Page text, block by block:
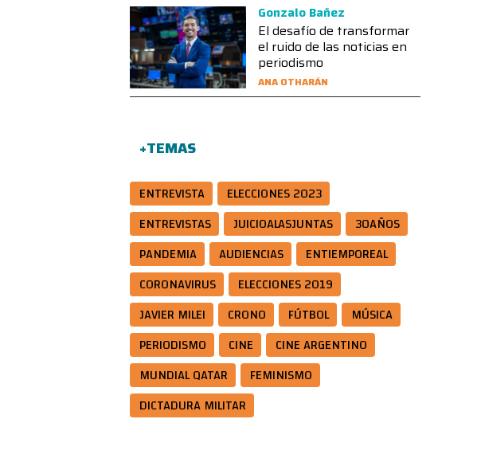
Gonzalo Bañez
El desafío de transformar
el ruido de las noticias en
periodismo
ANA OTHARÁN
+TEMAS
ENTREVISTA
ELECCIONES 2023
ENTREVISTAS
JUICIOALASJUNTAS
30AÑOS
PANDEMIA
AUDIENCIAS
ENTIEMPOREAL
CORONAVIRUS
ELECCIONES 2019
JAVIER MILEI
CRONO FÚTBOL
MÚSICA
PERIODISMO
CINE
CINE ARGENTINO
MUNDIAL QATAR
FEMINISMO
DICTADURA MILITAR